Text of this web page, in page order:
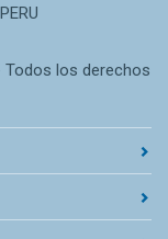
Todos los derechos